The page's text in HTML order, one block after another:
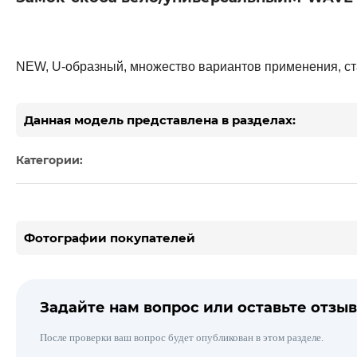
NEW, U-образный, множество вариантов применения,
Данная модель представлена в разделах:
Категории:
Фотографии покупателей
Задайте нам вопрос или оставьте
После проверки ваш вопрос будет опубликован в этом разделе.